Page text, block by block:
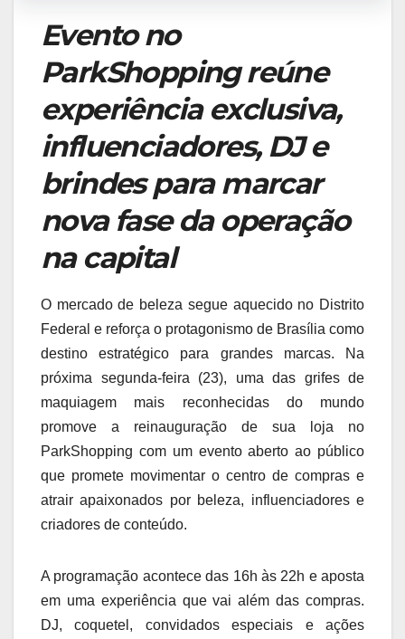
Evento no
ParkShopping reúne
experiência exclusiva,
influenciadores, DJ e
brindes para marcar
nova fase da operação
na capital
O mercado de beleza segue aquecido no Distrito
Federal e reforça o protagonismo de Brasília como
destino estratégico para grandes marcas. Na
próxima segunda-feira (23), uma das grifes de
maquiagem mais reconhecidas do mundo
promove a reinauguração de sua loja no
ParkShopping com um evento aberto ao público
que promete movimentar o centro de compras e
atrair apaixonados por beleza, influenciadores e
criadores de conteúdo.
A programação acontece das 16h às 22h e aposta
em uma experiência que vai além das compras.
DJ, coquetel, convidados especiais e ações